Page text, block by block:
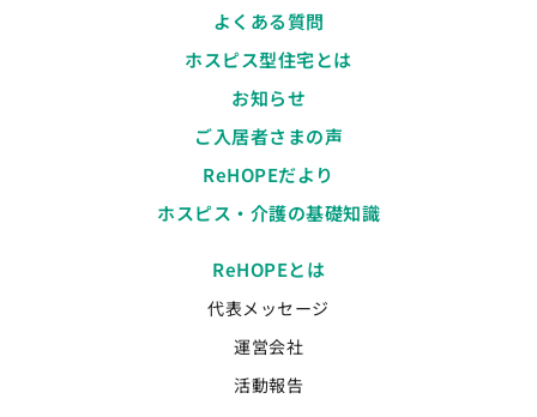
よくある質問
ホスピス型住宅とは
お知らせ
ご入居者さまの声
ReHOPEだより
ホスピス・介護の基礎知識
ReHOPEとは
代表メッセージ
運営会社
活動報告